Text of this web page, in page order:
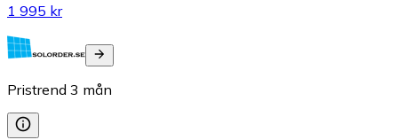
1 995 kr
Pristrend 3 mån